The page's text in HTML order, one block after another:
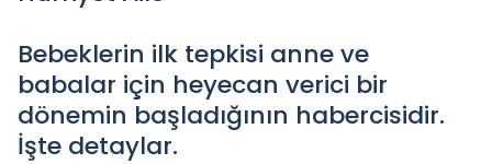
Bebeklerin ilk tepkisi anne ve
babalar için heyecan verici bir
dönemin başladığının habercisidir.
İşte detaylar.